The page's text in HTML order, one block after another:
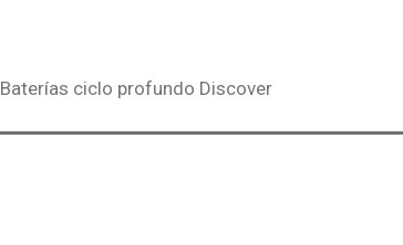
Baterías ciclo profundo Discover